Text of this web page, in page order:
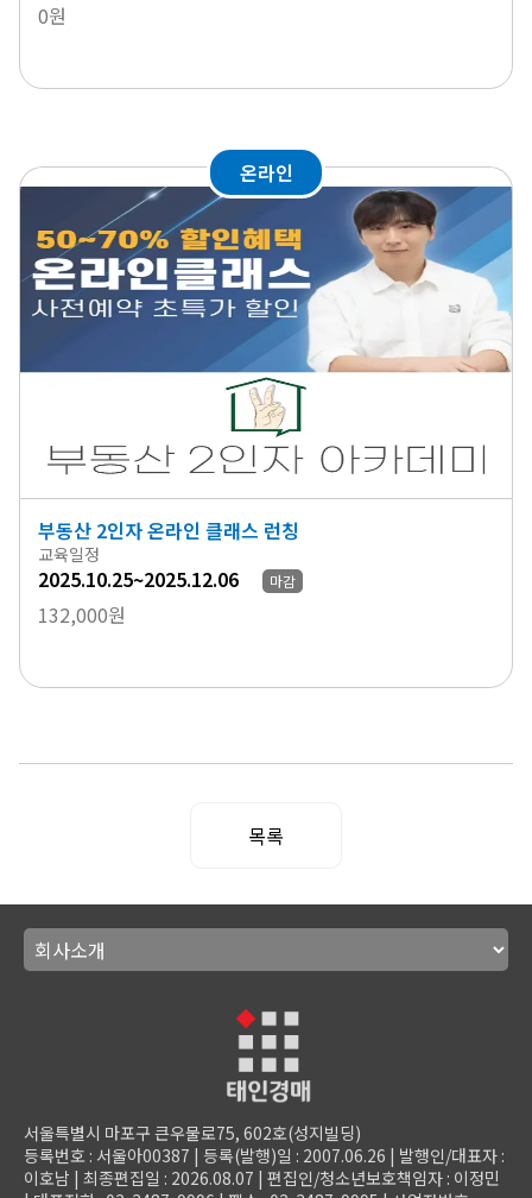
0원
온라인
부동산 2인자 온라인 클래스 런칭
교육일정
2025.10.25~2025.12.06 마감
132,000원
목록
서울특별시 마포구 큰우물로75, 602호(성지빌딩)
등록번호 : 서울아00387 | 등록(발행)일 : 2007.06.26 | 발행인/대표자 :
이호남 | 최종편집일 : 2026.08.07 | 편집인/청소년보호책임자 : 이정민